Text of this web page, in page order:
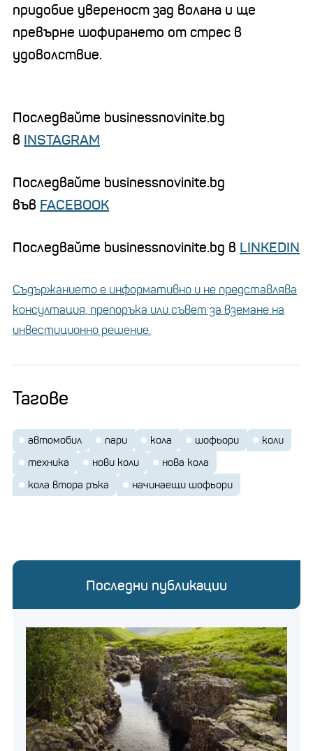
придобие увереност зад волана и ще
превърне шофирането от стрес в
удоволствие.
Последвайте businessnovinite.bg
в INSTAGRAM
Последвайте businessnovinite.bg
във FACEBOOK
Последвайте businessnovinite.bg в LINKEDIN
Съдържанието е информативно и не представлява
консултация, препоръка или съвет за вземане на
инвестиционно решение.
Тагове
автомобил пари кола шофьори
коли
техника
нови коли
нова кола
кола втора ръка
начинаещи шофьори
Последни публикации